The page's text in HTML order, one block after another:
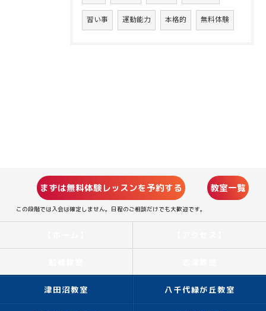
習い事 運動能力 本格的 無料体験
まずは無料体験レッスンを予約する
この段階では入会は確定しません。日程のご相談だけでも大歓迎です。
教室一覧
津田沼教室 八千代緑が丘教室